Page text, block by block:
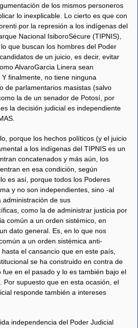
de los mismos personeros
lo inexplicable. Lo cierto es que con
por la represión a los indígenas del
Nacional IsiboroSécure (TIPNIS),
que buscan los hombres del Poder
de un juicio, es decir, evitar
AlvaroGarcia Linera sean
finalmente, no tiene ninguna
de parlamentarios masistas (salvo
la de un senador de Potosí, por
la decisión judicial es independiente
porque los hechos políticos (y el juicio
a los indígenas del TIPNIS es un
concatenados y más aún, los
en esa condición, según
es así, porque todos los Poderes
y no son independientes, sino -al
de sus
como la de administrar justicia por
común a un orden sistémico, en
dato general. Es, en lo que nos
a un orden sistémica anti-
el cansancio que en este país,
se ha construido en contra de
fue en el pasado y lo es también bajo el
Por supuesto que en esta ocasión, el
responde también a intereses
independencia del Poder Judicial